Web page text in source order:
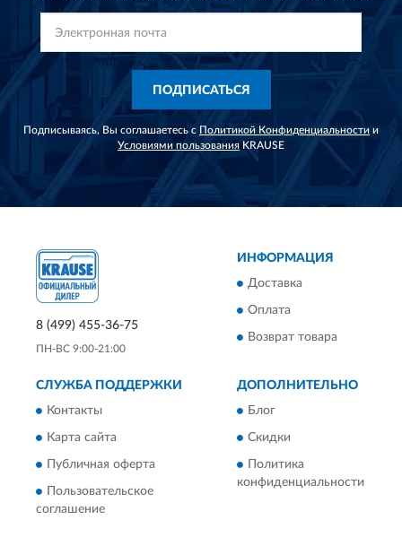
ПОДПИСАТЬСЯ
Подписываясь, Вы соглашаетесь с Политикой Конфиденциальности и
Условиями пользованияKRAUSE
8 (499) 455-36-75
ПН-ВС 9:00-21:00
ИНФОРМАЦИЯ
Доставка
Оплата
Возврат товара
СЛУЖБА ПОДДЕРЖКИ
Контакты
Карта сайта
Публичная оферта
Пользовательское
соглашение
ДОПОЛНИТЕЛЬНО
Блог
Скидки
Политика
конфиденциальности